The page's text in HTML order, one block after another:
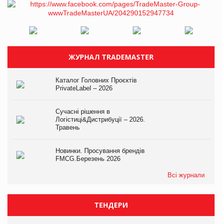
ЖУРНАЛ TRADEMASTER
Каталог Головних Проєктів
PrivateLabel – 2026
Сучасні рішення в
Логістиці&Дистрибуції – 2026.
Травень
Новинки. Просування брендів
FMCG.Березень 2026
Всі журнали
ТЕНДЕРИ